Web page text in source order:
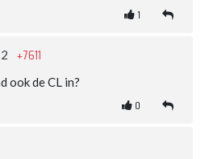
1
+7611
ook de CL in?
0